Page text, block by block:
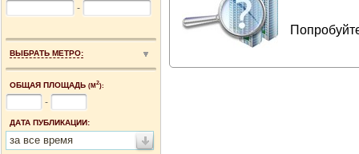
-
ВЫБРАТЬ МЕТРО:
ОБЩАЯ ПЛОЩАДЬ (М2):
-
ДАТА ПУБЛИКАЦИИ:
за все время